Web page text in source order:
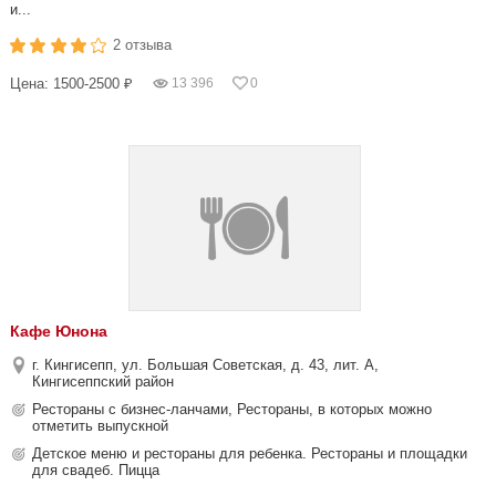
и...
2 отзыва
Цена: 1500-2500 ₽ 13 396 0
Кафе Юнона
г. Кингисепп, ул. Большая Советская, д. 43, лит. А,
Кингисеппский район
Рестораны с бизнес-ланчами, Рестораны, в которых можно
отметить выпускной
Детское меню и рестораны для ребенка. Рестораны и площадки
для свадеб. Пицца